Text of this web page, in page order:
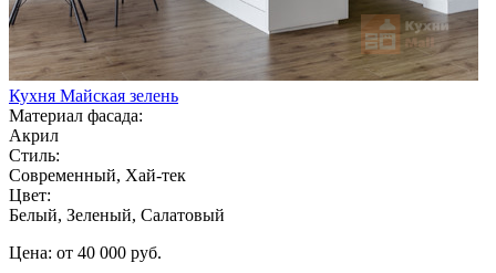
Кухня Майская зелень
Материал фасада:
Акрил
Стиль:
Современный, Хай-тек
Цвет:
Белый, Зеленый, Салатовый
Цена: от 40 000 руб.